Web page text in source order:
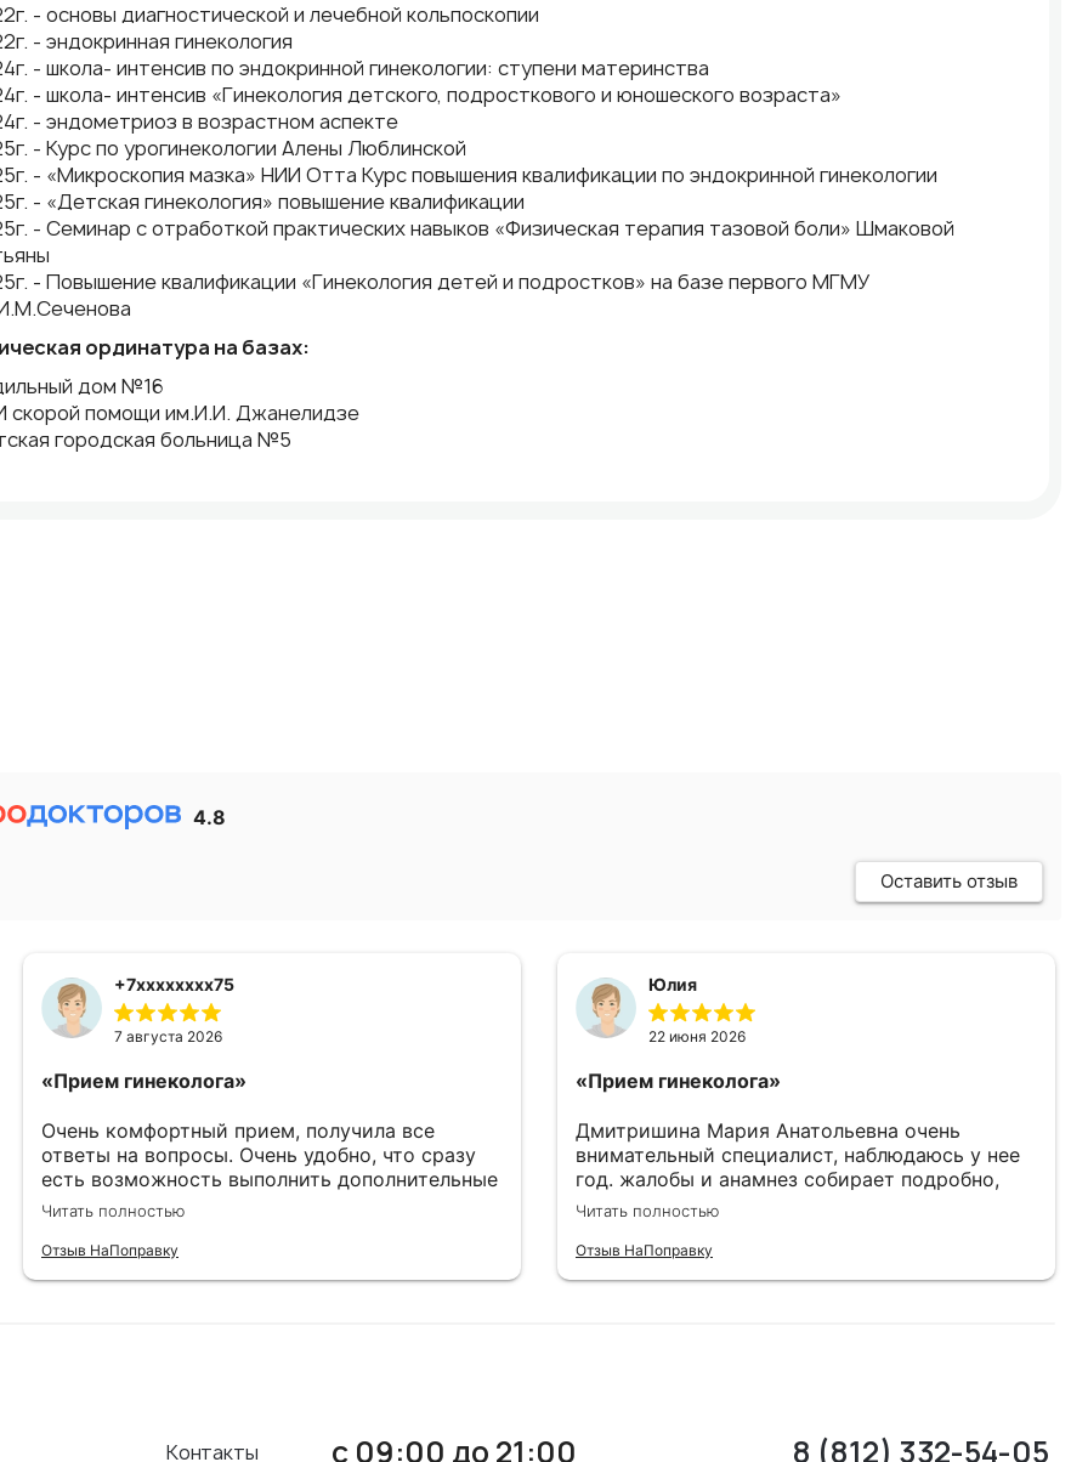
- основы диагностической и лечебной кольпоскопии
- эндокринная гинекология
- школа- интенсив по эндокринной гинекологии: ступени материнства
- школа- интенсив «Гинекология детского, подросткового и юношеского возраста»
- эндометриоз в возрастном аспекте
- Курс по урогинекологии Алены Люблинской
- «Микроскопия мазка» НИИ Отта Курс повышения квалификации по эндокринной гинекологии
- «Детская гинекология» повышение квалификации
- Семинар с отработкой практических навыков «Физическая терапия тазовой боли» Шмаковой
- Повышение квалификации «Гинекология детей и подростков» на базе первого МГМУ
ординатура на базах:
дом №16
скорой помощи им.И.И. Джанелидзе
городская больница №5
4.8
Оставить отзыв
+7xxxxxxxx75
7 августа 2026
«Прием гинеколога»
Очень комфортный прием, получила все
ответы на вопросы. Очень удобно, что сразу
есть возможность выполнить дополнительные
исследования. Спасибо!
Читать полностью
Отзыв НаПоправку
Юлия
22 июня 2026
«Прием гинеколога»
Дмитришина Мария Анатольевна очень
внимательный специалист, наблюдаюсь у нее
год. жалобы и анамнез собирает подробно,
внимательный и деликатный осмотр,
лишних анализов, обосновывает назначенную
терапию и дает рекомендации по существу! Я
Читать полностью
Отзыв НаПоправку
Контакты с 09:00 до 21:00 8 (812) 332-54-05